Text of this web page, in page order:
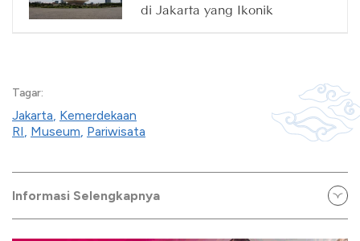
di Jakarta yang Ikonik
Tagar:
Jakarta, Kemerdekaan
RI, Museum, Pariwisata
Informasi Selengkapnya